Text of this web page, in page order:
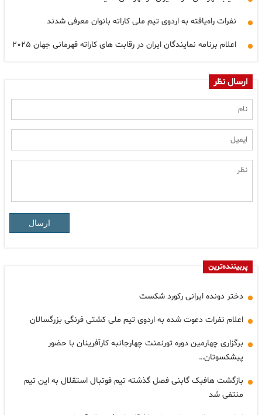
نفرات راه‌یافته به اردوی تیم ملی کاراته بانوان معرفی شدند
اعلام برنامه نمایندگان ایران در رقابت های کاراته قهرمانی جهان ۲۰۲۵
ارسال نظر
ارسال
پربیننده‌ترین
دختر دونده ایرانی رکورد شکست
اعلام نفرات دعوت شده به اردوی تیم ملی کشتی فرنگی بزرگسالان
برگزاری چهارمین دوره تورنمنت چهارجانبه کارآفرینان با حضور
پیشکسوتان…
بازگشت هافبک گابنی فصل گذشته تیم فوتبال استقلال به این تیم
منتفی شد